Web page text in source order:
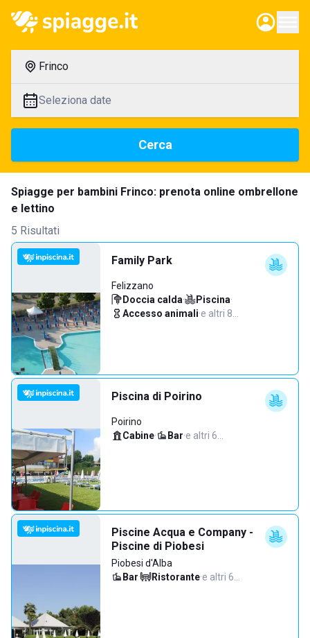
Frinco
Seleziona date
Cerca
Spiagge per bambini Frinco: prenota online ombrellone
e lettino
5 Risultati
Family Park
Felizzano
Doccia calda· Piscina·
Accesso animali·e altri 8…
Piscina di Poirino
Poirino
Cabine· Bar·e altri 6…
Piscine Acqua e Company -
Piscine di Piobesi
Piobesi d'Alba
Bar· Ristorante·e altri 6…